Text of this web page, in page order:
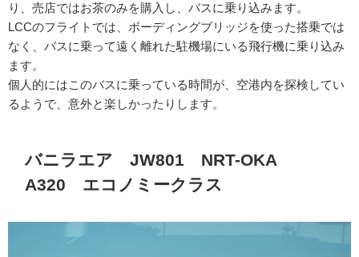
り、売店ではお茶のみを購入し、バスに乗り込みます。
LCCのフライトでは、ボーディングブリッジを使った搭乗では
なく、バスに乗って遠く離れた駐機場にいる飛行機に乗り込み
ます。
個人的にはこのバスに乗っている時間が、空港内を探検してい
るようで、意外と楽しかったりします。
バニラエア JW801 NRT-OKA
A320 エコノミークラス